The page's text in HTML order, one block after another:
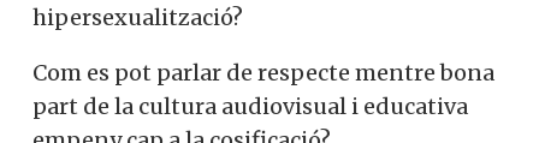
hipersexualització?
Com es pot parlar de respecte mentre bona
part de la cultura audiovisual i educativa